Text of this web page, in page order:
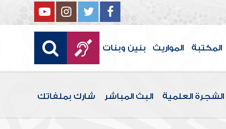
المكتبة المواريث بنين وبنات
الشجرة العلمية البث المباشر شارك بملفاتك